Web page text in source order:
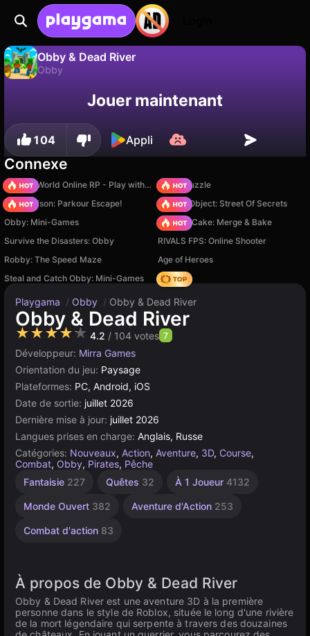
Obby & Dead River
Obby
progression !
Non Enregistrer
Jouer maintenant
104 Appli
Connexe
Sprunki World Online RP - Play with Friends!
Arrow Puzzle
Barry Prison: Parkour Escape!
Hidden Object: Street Of Secrets
Obby: Mini-Games
Piece of Cake: Merge & Bake
Survive the Disasters: Obby
RIVALS FPS: Online Shooter
Robby: The Speed Maze
Age of Heroes
Steal and Catch Obby: Mini-Games
Hedgies
Playgama / Obby / Obby & Dead River
Obby & Dead River
★★★★★ 4.2 / 104 votes 7
Développeur: Mirra Games
Orientation du jeu: Paysage
Plateformes: PC, Android, iOS
Date de sortie: juillet 2026
Dernière mise à jour: juillet 2026
Langues prises en charge: Anglais, Russe
Catégories: Nouveaux, Action, Aventure, 3D, Course,
Combat, Obby, Pirates, Pêche
Fantaisie 227 Quêtes 32 À 1 Joueur 4132
Monde Ouvert 382 Aventure d'Action 253
Combat d'action 83
Survival
38
Horreur
À propos de Obby & Dead River
Obby & Dead River est une aventure 3D à la première
personne dans le style de Roblox, située le long d'une rivière
de la mort légendaire qui serpente à travers des douzaines